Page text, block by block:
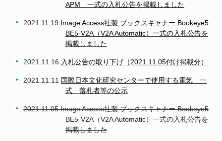
APM 一式の入札公告を掲載しました
2021.11.19 Image Access社製 ブックスキャナー Bookeye5
BE5-V2A（V2A Automatic）一式の入札公告を
掲載しました
2021.11.16 入札公告の取り下げ（2021.11.05付け掲載分）
2021.11.11 国際日本文化研究センターで使用する電気 一
式 落札者等の公示
2021.11.05 Image Access社製 ブックスキャナー Bookeye5
BE5-V2A（V2A Automatic）一式の入札公告を
掲載しました